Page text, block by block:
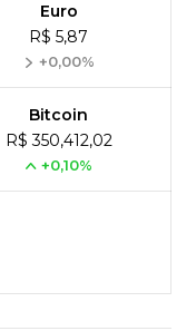
Euro
R$ 5,87
+0,00%
Bitcoin
R$ 350,412,02
+0,10%